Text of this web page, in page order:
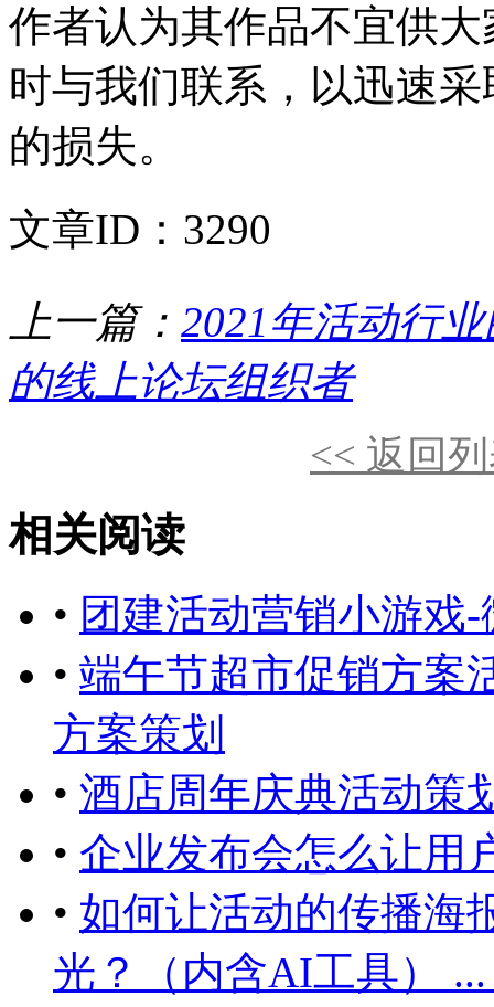
作者认为其作品不宜供
时与我们联系，以迅速
的损失。
文章ID：3290
上一篇： 2021年活动行
的线上论坛组织者
<< 返回
相关阅读
• 团建活动营销小游戏
• 端午节超市促销方案
方案策划
• 酒店周年庆典活动策
• 企业发布会怎么让用
• 如何让活动的传播海
光？（内含AI工具） ...